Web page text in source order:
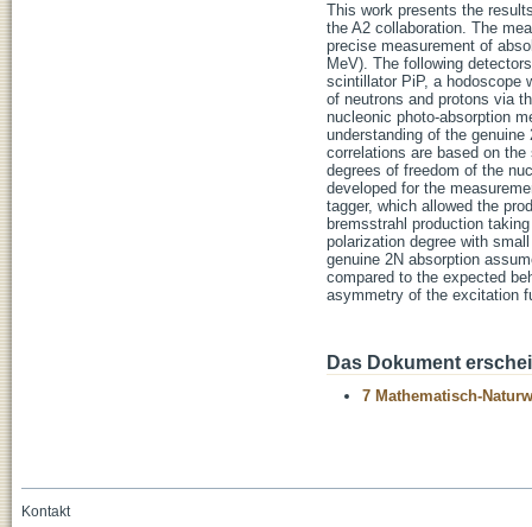
This work presents the
the A2 collaboration. The
precise measurement of
MeV). The following
scintillator PiP, a hodoscope
of neutrons and protons via
nucleonic photo-absorption
understanding of the
correlations are based on
degrees of freedom of the
developed for the
tagger, which allowed the
bremsstrahl production
polarization degree with
genuine 2N absorption
compared to the expected
asymmetry of the excitation
Das Dokument
7 Mathematisch-
Kontakt